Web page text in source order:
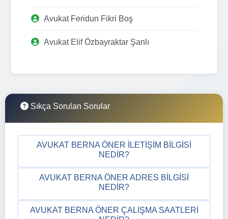
Avukat Feridun Fikri Boş
Avukat Elif Özbayraktar Şanlı
Sıkça Sorulan Sorular
AVUKAT BERNA ÖNER İLETIŞIM BILGISI
NEDIR?
AVUKAT BERNA ÖNER ADRES BILGISI
NEDIR?
AVUKAT BERNA ÖNER ÇALIŞMA SAATLERI